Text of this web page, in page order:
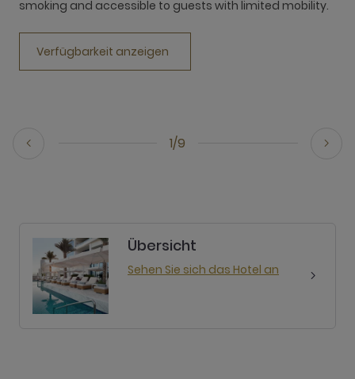
1/9
smoking and accessible to guests with limited mobility.
Verfügbarkeit anzeigen
Übersicht
Sehen Sie sich das Hotel an